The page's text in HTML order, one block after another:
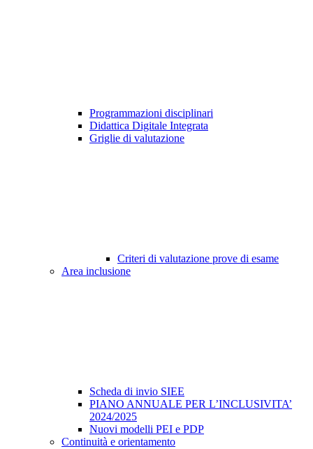
Programmazioni disciplinari
Didattica Digitale Integrata
Griglie di valutazione
Criteri di valutazione prove di esame
Area inclusione
Scheda di invio SIEE
PIANO ANNUALE PER L’INCLUSIVITA’
2024/2025
Nuovi modelli PEI e PDP
Continuità e orientamento